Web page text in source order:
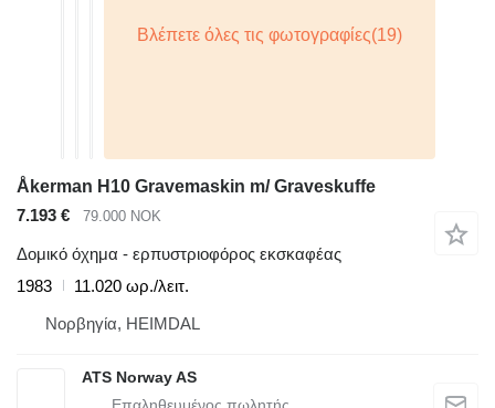
Åkerman H10 Gravemaskin m/ Graveskuffe
7.193 €
79.000 NOK
Δομικό όχημα - ερπυστριοφόρος εκσκαφέας
1983
11.020 ωρ./λειτ.
Νορβηγία, HEIMDAL
ATS Norway AS